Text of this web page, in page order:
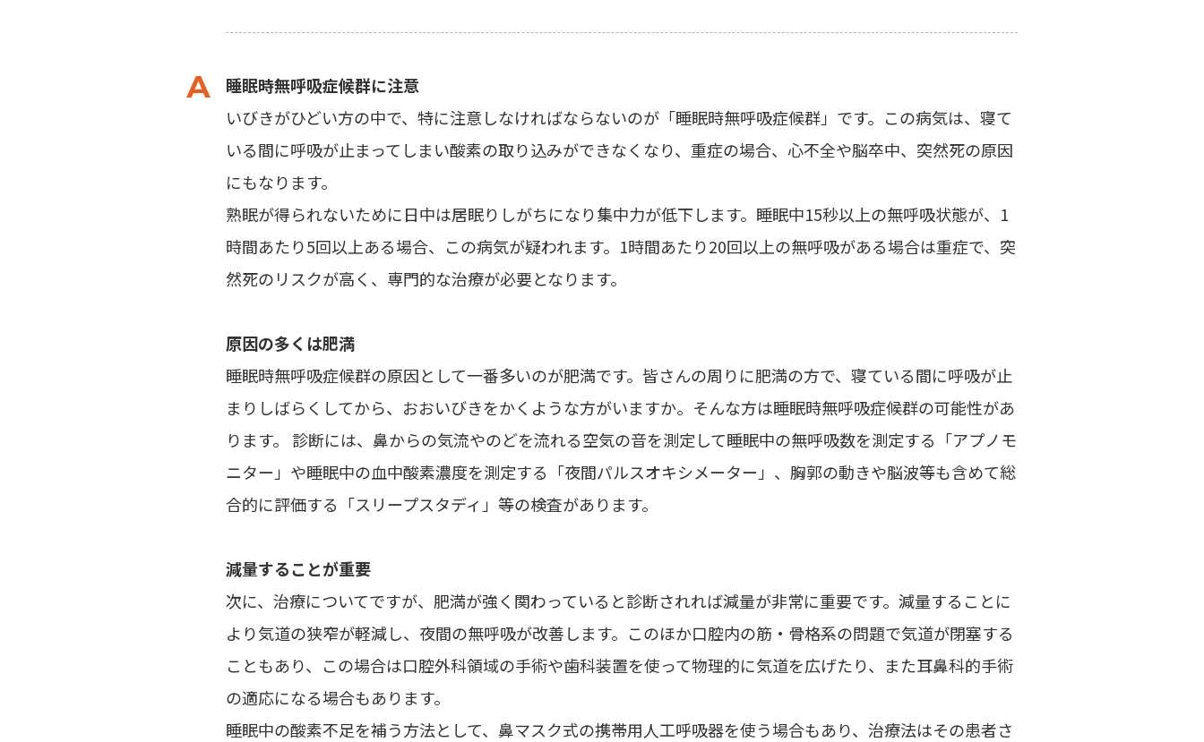
睡眠時無呼吸症候群に注意
いびきがひどい方の中で、特に注意しなければならないのが「睡眠時無呼吸症候群」です。この病気は、寝て
いる間に呼吸が止まってしまい酸素の取り込みができなくなり、重症の場合、心不全や脳卒中、突然死の原因
にもなります。
熟眠が得られないために日中は居眠りしがちになり集中力が低下します。睡眠中15秒以上の無呼吸状態が、1
時間あたり5回以上ある場合、この病気が疑われます。1時間あたり20回以上の無呼吸がある場合は重症で、突
然死のリスクが高く、専門的な治療が必要となります。
原因の多くは肥満
睡眠時無呼吸症候群の原因として一番多いのが肥満です。皆さんの周りに肥満の方で、寝ている間に呼吸が止
まりしばらくしてから、おおいびきをかくような方がいますか。そんな方は睡眠時無呼吸症候群の可能性があ
ります。 診断には、鼻からの気流やのどを流れる空気の音を測定して睡眠中の無呼吸数を測定する「アプノモ
ニター」や睡眠中の血中酸素濃度を測定する「夜間パルスオキシメーター」、胸郭の動きや脳波等も含めて総
合的に評価する「スリープスタディ」等の検査があります。
減量することが重要
次に、治療についてですが、肥満が強く関わっていると診断されれば減量が非常に重要です。減量することに
より気道の狭窄が軽減し、夜間の無呼吸が改善します。このほか口腔内の筋・骨格系の問題で気道が閉塞する
こともあり、この場合は口腔外科領域の手術や歯科装置を使って物理的に気道を広げたり、また耳鼻科的手術
の適応になる場合もあります。
睡眠中の酸素不足を補う方法として、鼻マスク式の携帯用人工呼吸器を使う場合もあり、治療法はその患者さ